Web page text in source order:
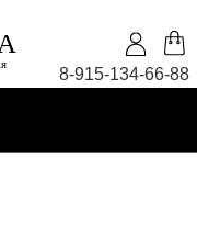
8-915-134-66-88